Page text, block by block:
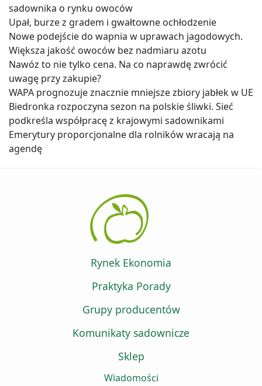
sadownika o rynku owoców
Upał, burze z gradem i gwałtowne ochłodzenie
Nowe podejście do wapnia w uprawach jagodowych.
Większa jakość owoców bez nadmiaru azotu
Nawóz to nie tylko cena. Na co naprawdę zwrócić
uwagę przy zakupie?
WAPA prognozuje znacznie mniejsze zbiory jabłek w UE
Biedronka rozpoczyna sezon na polskie śliwki. Sieć
podkreśla współpracę z krajowymi sadownikami
Emerytury proporcjonalne dla rolników wracają na
agendę
Rynek Ekonomia
Praktyka Porady
Grupy producentów
Komunikaty sadownicze
Sklep
Wiadomości